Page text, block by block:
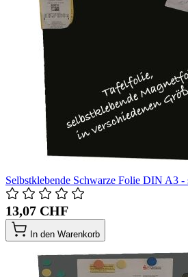
Selbstklebende Schwarze Folie DIN A3 -
13,07 CHF
In den Warenkorb